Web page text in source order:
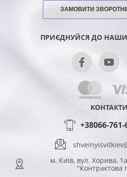
ЗАМОВИТИ
ПРИЄДНУЙСЯ ДО
КОНТАКТИ
+38066-761-
м. Київ, вул. Хорива,
"Контрактова